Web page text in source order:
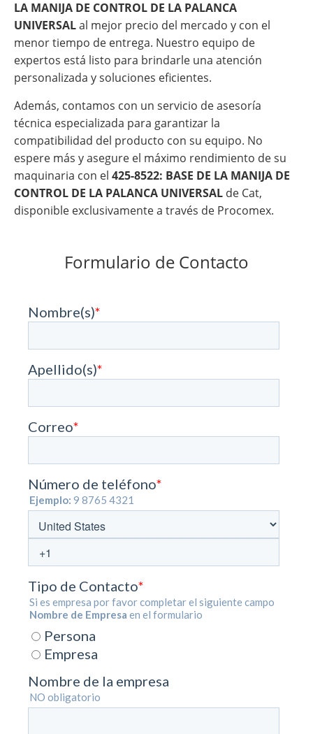
LA MANIJA DE CONTROL DE LA PALANCA
UNIVERSALal mejor precio del mercado y con el
menor tiempo de entrega. Nuestro equipo de
expertos está listo para brindarle una atención
personalizada y soluciones eficientes.
Además, contamos con un servicio de asesoría
técnica especializada para garantizar la
compatibilidad del producto con su equipo. No
espere más y asegure el máximo rendimiento de su
maquinaria con el 425-8522: BASE DE LA MANIJA DE
CONTROL DE LA PALANCA UNIVERSAL de Cat,
disponible exclusivamente a través de Procomex.
Formulario de Contacto